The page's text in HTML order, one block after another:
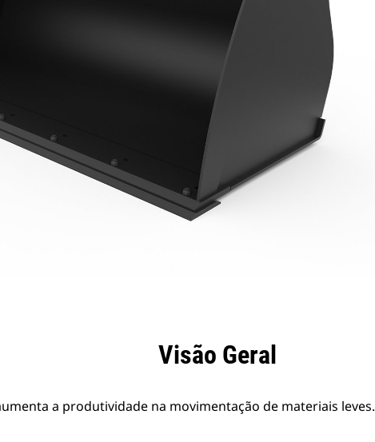
Visão Geral
a produtividade na movimentação de materiais leves.